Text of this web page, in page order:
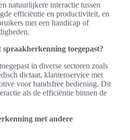
natuurlijkere interactie tussen
efficiëntie en productiviteit, en
met een handicap of
toegepast?
in diverse sectoren zoals
dictaat, klantenservice met
voor handsfree bediening. Dit
als de efficiëntie binnen de
met andere